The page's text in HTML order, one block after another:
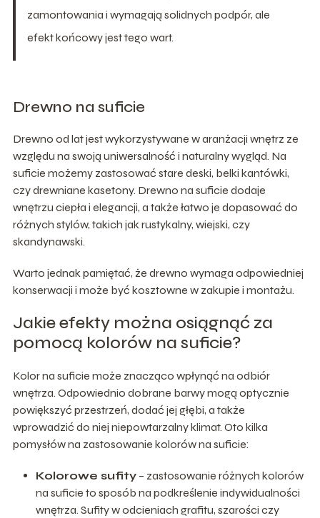
zamontowania i wymagają solidnych podpór, ale
efekt końcowy jest tego wart.
Drewno na suficie
Drewno od lat jest wykorzystywane w aranżacji wnętrz ze
względu na swoją uniwersalność i naturalny wygląd. Na
suficie możemy zastosować stare deski, belki kantówki,
czy drewniane kasetony. Drewno na suficie dodaje
wnętrzu ciepła i elegancji, a także łatwo je dopasować do
różnych stylów, takich jak rustykalny, wiejski, czy
skandynawski.
Warto jednak pamiętać, że drewno wymaga odpowiedniej
konserwacji i może być kosztowne w zakupie i montażu.
Jakie efekty można osiągnąć za
pomocą kolorów na suficie?
Kolor na suficie może znacząco wpłynąć na odbiór
wnętrza. Odpowiednio dobrane barwy mogą optycznie
powiększyć przestrzeń, dodać jej głębi, a także
wprowadzić do niej niepowtarzalny klimat. Oto kilka
pomysłów na zastosowanie kolorów na suficie:
Kolorowe sufity– zastosowanie różnych kolorów
na suficie to sposób na podkreślenie indywidualności
wnętrza. Sufity w odcieniach grafitu, szarości czy